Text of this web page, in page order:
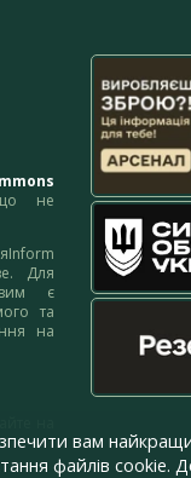
не
Для
є
та
на
вам
файлів cookie.